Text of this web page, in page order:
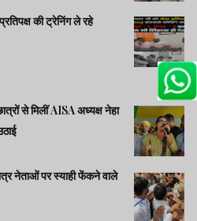
की ट्रेनिंग ले रहे
से मिलीं AISA अध्यक्ष नेहा